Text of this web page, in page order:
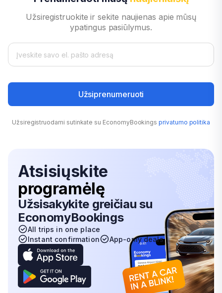
Užsiregistruokite ir sekite naujienas apie mūsų
ypatingus pasiūlymus.
Užsiprenumeruoti
Užsiregistruodami sutinkate su EconomyBookings privatumo politika
Atsisiųskite
programėlę
Užsisakykite greičiau su
EconomyBookings
All trips in one place
Instant confirmation
App-only deals